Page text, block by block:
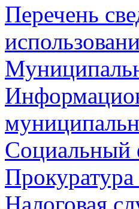
Перечень
Социальный
Налоговая